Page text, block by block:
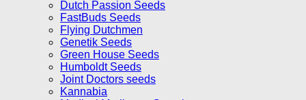
Dutch Passion Seeds
FastBuds Seeds
Flying Dutchmen
Genetik Seeds
Green House Seeds
Humboldt Seeds
Joint Doctors seeds
Kannabia